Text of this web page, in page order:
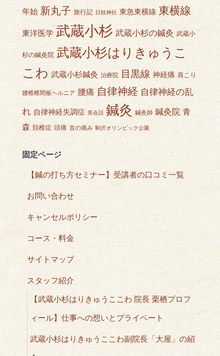
年始 新丸子 旅行記 日枝神社 東急東横線 東横線
東洋医学 武蔵小杉 武蔵小杉の鍼灸 武蔵小
杉の鍼灸院 武蔵小杉はりきゅうこ
こわ 武蔵小杉鍼灸 治療院 目黒線 神経痛 肩こり
腰椎椎間板ヘルニア 腰痛 自律神経 自律神経の乱
れ 自律神経失調症 英会話 鍼灸 鍼灸師 鍼灸院 青
森 頚椎症 頭痛 首の痛み 駒沢オリンピック公園
固定ページ
【鍼の打ち方セミナー】受講者の口コミ一覧
お問い合わせ
キャンセルポリシー
コース・料金
サイトマップ
スタッフ紹介
【武蔵小杉はりきゅうここわ 院長 栗栖プロフ
ィール】仕事への想いとプライベート
武蔵小杉はりきゅうここわ副院長「大屋」の紹